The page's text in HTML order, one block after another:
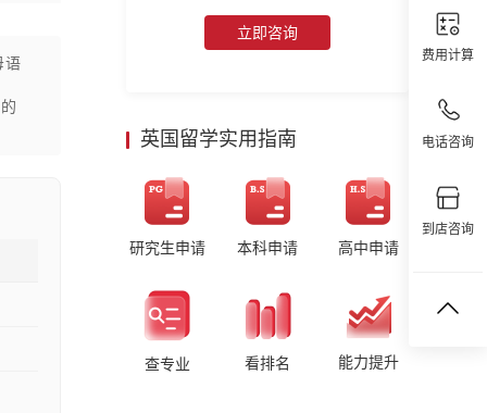
费用计算
电话咨询
到店咨询
语
立即咨询
英国留学实用指南
研究生申请 本科申请 高中申请
查专业 看排名 能力提升